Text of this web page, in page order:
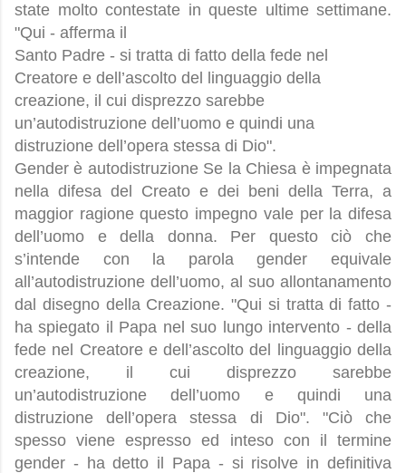
state molto contestate in queste ultime settimane.
"Qui - afferma il
Santo Padre - si tratta di fatto della fede nel
Creatore e dell’ascolto del linguaggio della
creazione, il cui disprezzo sarebbe
un’autodistruzione dell’uomo e quindi una
distruzione dell’opera stessa di Dio".
Gender è autodistruzione Se la Chiesa è impegnata
nella difesa del Creato e dei beni della Terra, a
maggior ragione questo impegno vale per la difesa
dell’uomo e della donna. Per questo ciò che
s’intende con la parola gender equivale
all’autodistruzione dell’uomo, al suo allontanamento
dal disegno della Creazione. "Qui si tratta di fatto -
ha spiegato il Papa nel suo lungo intervento - della
fede nel Creatore e dell’ascolto del linguaggio della
creazione, il cui disprezzo sarebbe
un’autodistruzione dell’uomo e quindi una
distruzione dell’opera stessa di Dio". "Ciò che
spesso viene espresso ed inteso con il termine
gender - ha detto il Papa - si risolve in definitiva